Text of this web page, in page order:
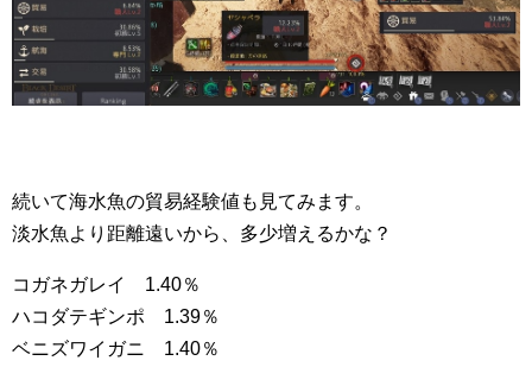
続いて海水魚の貿易経験値も見てみます。
淡水魚より距離遠いから、多少増えるかな？
コガネガレイ 1.40％
ハコダテギンポ 1.39％
ベニズワイガニ 1.40％